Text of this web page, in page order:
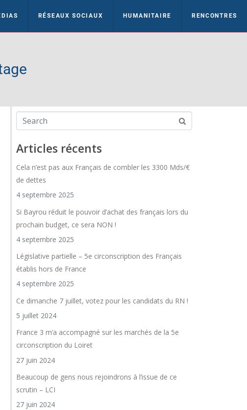
RÉSEAUX SOCIAUX HUMANITAIRE RENCONTRES
Articles récents
Cela n’est pas aux Français de combler les 3300 Mds/€
de dettes
4 septembre 2025
Si Bayrou réduit le pouvoir d’achat des français lors du
prochain budget, ce sera NON !
4 septembre 2025
Législative partielle – 5e circonscription des Français
établis hors de France
4 septembre 2025
Ce dimanche 7 juillet, votez pour les candidats du RN !
5 juillet 2024
France 3 m’a accompagné sur les marchés de la 5e
circonscription du Loiret
27 juin 2024
Beaucoup de gens nous rejoindrons à l’issue de ce
scrutin – LCI
27 juin 2024